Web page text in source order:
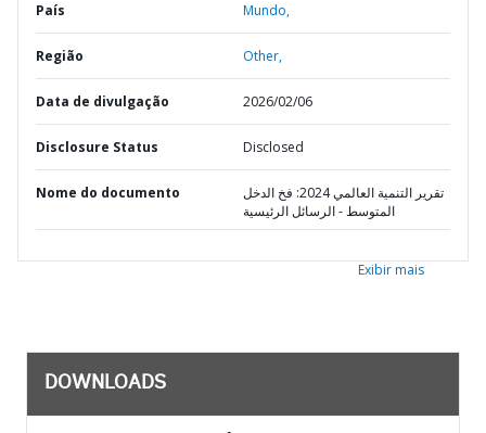
País Mundo,
Região Other,
Data de divulgação 2026/02/06
Disclosure Status Disclosed
Nome do documento
تقرير التنمية العالمي 2024: فخ الدخل
المتوسط - الرسائل الرئيسية
Exibir mais
DOWNLOADS